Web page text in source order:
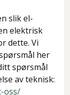
slik el-
elektrisk
dette. Vi
her
spørsmål
av teknisk:
oss/